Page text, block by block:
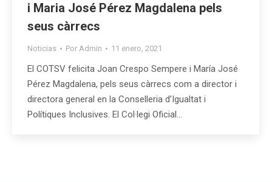
i Maria José Pérez Magdalena pels
seus càrrecs
Noticias Por Admin 11 enero, 2021
El COTSV felicita Joan Crespo Sempere i María José
Pérez Magdalena, pels seus càrrecs com a director i
directora general en la Conselleria d’Igualtat i
Polítiques Inclusives. El Col·legi Oficial…